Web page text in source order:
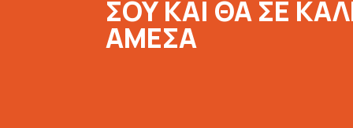
ΣΟΥ ΚΑΙ ΘΑ ΣΕ
ΑΜΕΣΑ